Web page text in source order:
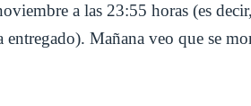
a las 23:55 horas (es
entregado). Mañana veo que se